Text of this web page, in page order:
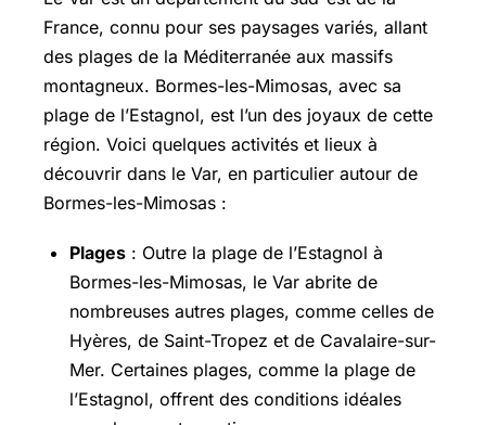
France, connu pour ses paysages variés, allant
des plages de la Méditerranée aux massifs
montagneux. Bormes-les-Mimosas, avec sa
plage de l’Estagnol, est l’un des joyaux de cette
région. Voici quelques activités et lieux à
découvrir dans le Var, en particulier autour de
Bormes-les-Mimosas :
Plages : Outre la plage de l’Estagnol à
Bormes-les-Mimosas, le Var abrite de
nombreuses autres plages, comme celles de
Hyères, de Saint-Tropez et de Cavalaire-sur-
Mer. Certaines plages, comme la plage de
l’Estagnol, offrent des conditions idéales